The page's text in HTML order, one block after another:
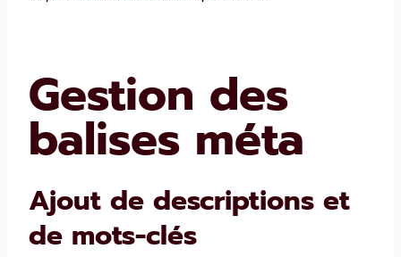
Gestion des
balises méta
Ajout de descriptions et
de mots-clés